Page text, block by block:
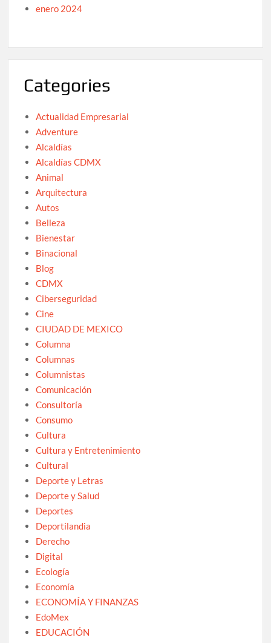
enero 2024
Categories
Actualidad Empresarial
Adventure
Alcaldías
Alcaldías CDMX
Animal
Arquitectura
Autos
Belleza
Bienestar
Binacional
Blog
CDMX
Ciberseguridad
Cine
CIUDAD DE MEXICO
Columna
Columnas
Columnistas
Comunicación
Consultoría
Consumo
Cultura
Cultura y Entretenimiento
Cultural
Deporte y Letras
Deporte y Salud
Deportes
Deportilandia
Derecho
Digital
Ecología
Economía
ECONOMÍA Y FINANZAS
EdoMex
EDUCACIÓN